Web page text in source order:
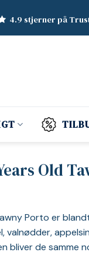
4.9 stjerner på
Old
Porto er
valnødder,
bliver de samme